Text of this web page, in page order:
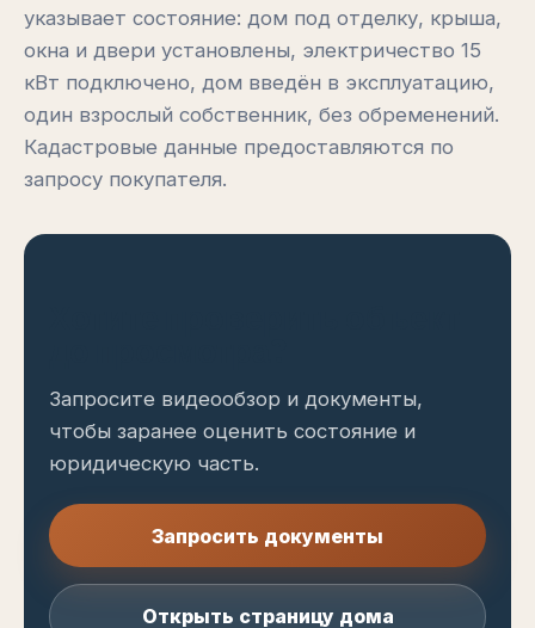
указывает состояние: дом под отделку, крыша,
окна и двери установлены, электричество 15
кВт подключено, дом введён в эксплуатацию,
один взрослый собственник, без обременений.
Кадастровые данные предоставляются по
запросу покупателя.
Запросите видеообзор и документы,
чтобы заранее оценить состояние и
юридическую часть.
Запросить документы
Открыть страницу дома